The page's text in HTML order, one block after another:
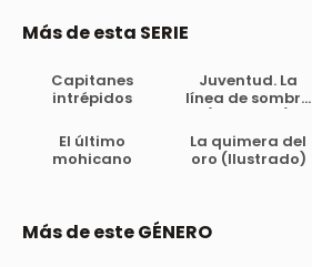
Más de esta SERIE
Capitanes
intrépidos
Juventud. La
línea de sombra
(Ilustrado)
El último
mohicano
La quimera del
oro (Ilustrado)
Más de este GÉNERO